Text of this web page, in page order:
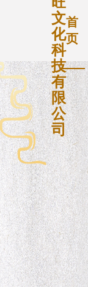
文
化
科
技
有
限
公
司
首
页